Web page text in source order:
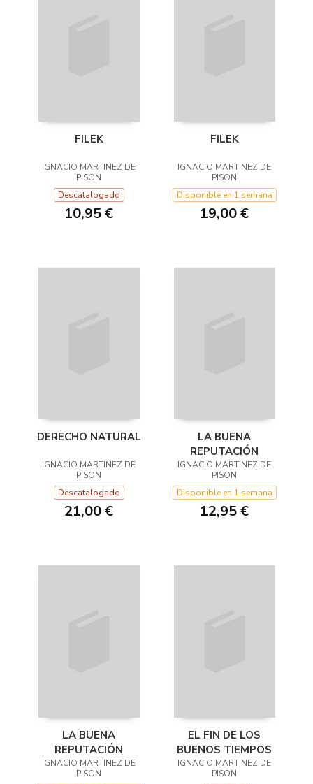
FILEK
IGNACIO MARTINEZ DE
PISON
Descatalogado
10,95 €
FILEK
IGNACIO MARTINEZ DE
PISON
Disponible en 1 semana
19,00 €
DERECHO NATURAL
IGNACIO MARTINEZ DE
PISON
Descatalogado
21,00 €
LA BUENA
REPUTACIÓN
IGNACIO MARTINEZ DE
PISON
Disponible en 1 semana
12,95 €
LA BUENA
REPUTACIÓN
IGNACIO MARTINEZ DE
PISON
EL FIN DE LOS
BUENOS TIEMPOS
IGNACIO MARTINEZ DE
PISON